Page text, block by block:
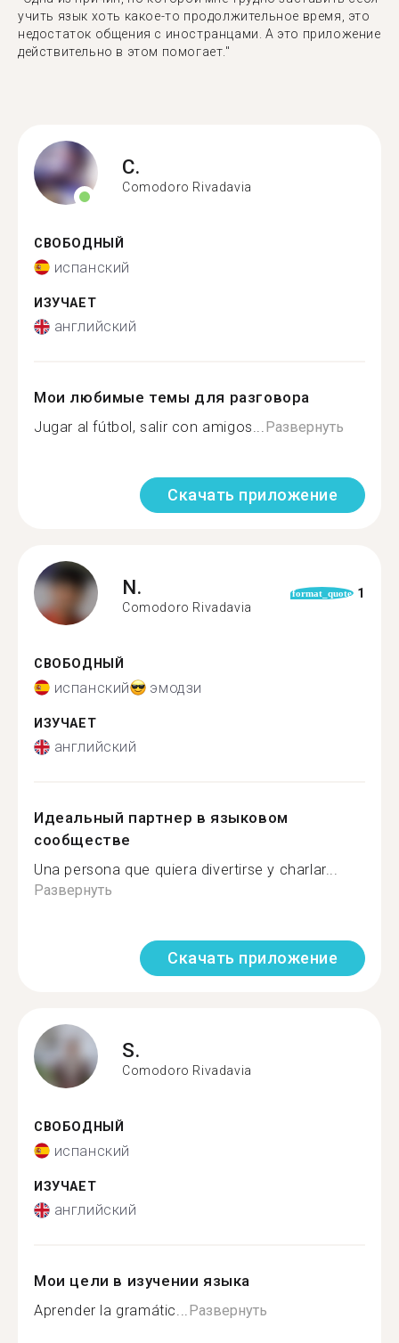
учить язык хоть какое-то продолжительное время, это
недостаток общения с иностранцами. А это приложение
действительно в этом помогает."
C.
Comodoro Rivadavia
СВОБОДНЫЙ
испанский
ИЗУЧАЕТ
английский
Мои любимые темы для разговора
Jugar al fútbol, salir con amigos...Развернуть
Скачать приложение
N.
Comodoro Rivadavia
format_quote 1
СВОБОДНЫЙ
испанский эмодзи
ИЗУЧАЕТ
английский
Идеальный партнер в языковом
сообществе
Una persona que quiera divertirse y charlar...
Развернуть
Скачать приложение
S.
Comodoro Rivadavia
СВОБОДНЫЙ
испанский
ИЗУЧАЕТ
английский
Мои цели в изучении языка
Aprender la gramátic...Развернуть